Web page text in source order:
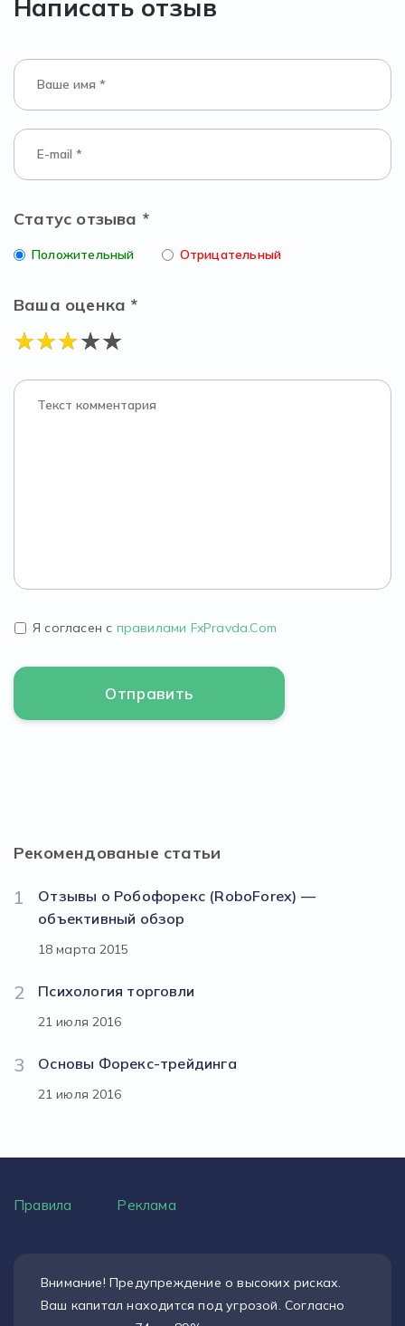
Написать отзыв
Статус отзыва *
Положительный Отрицательный
Ваша оценка *
Я согласен с правилами FxPravda.Com
Рекомендованые статьи
1
Отзывы о Робофорекс (RoboForex) —
объективный обзор
18 марта 2015
2 Психология торговли
21 июля 2016
3 Основы Форекс-трейдинга
21 июля 2016
Правила Реклама
Внимание! Предупреждение о высоких рисках.
Ваш капитал находится под угрозой. Согласно